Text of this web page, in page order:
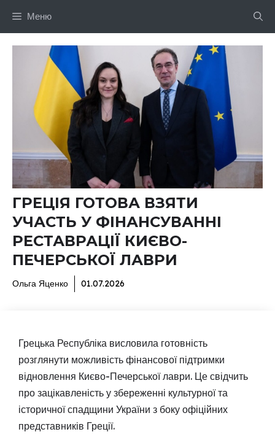
Меню
ГРЕЦІЯ ГОТОВА ВЗЯТИ
УЧАСТЬ У ФІНАНСУВАННІ
РЕСТАВРАЦІЇ КИЄВО-
ПЕЧЕРСЬКОЇ ЛАВРИ
Ольга Яценко 01.07.2026
Грецька Республіка висловила готовність
розглянути можливість фінансової підтримки
відновлення Києво-Печерської лаври. Це свідчить
про зацікавленість у збереженні культурної та
історичної спадщини України з боку офіційних
представників Греції.